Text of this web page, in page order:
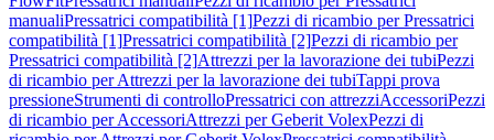
manualiPressatrici compatibilità [1]Pezzi di ricambio per Pressatrici
compatibilità [1]Pressatrici compatibilità [2]Pezzi di ricambio per
Pressatrici compatibilità [2]Attrezzi per la lavorazione dei tubiPezzi
di ricambio per Attrezzi per la lavorazione dei tubiTappi prova
pressioneStrumenti di controlloPressatrici con attrezziAccessoriPezzi
di ricambio per AccessoriAttrezzi per Geberit VolexPezzi di